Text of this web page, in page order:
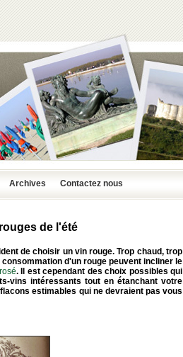
Archives Contactez nous
de l'été
de choisir un vin rouge. Trop chaud, trop
d'un rouge peuvent incliner le
rosé. Il est cependant des choix possibles qui
vins intéressants tout en étanchant votre
estimables qui ne devraient pas vous